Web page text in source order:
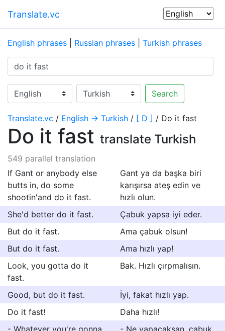
Translate.vc
English phrases Russian phrases Turkish phrases
Search
Translate.vc / English → Turkish / [ D ] / Do it fast
Do it fast translate Turkish
549 parallel translation
If Gant or anybody else
butts in, do some
shootin'and do it fast.
Gant ya da başka biri
karışırsa ateş edin ve
hızlı olun.
She'd better do it fast.
Çabuk yapsa iyi eder.
But do it fast.
Ama çabuk olsun!
But do it fast.
Ama hızlı yap!
Look, you gotta do it
fast.
Bak. Hızlı çırpmalısın.
Good, but do it fast.
İyi, fakat hızlı yap.
Do it fast!
Daha hızlı!
- Whatever you're gonna
- Ne yapacaksan, çabuk